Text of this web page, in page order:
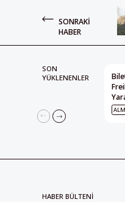
SONRAKI
HABER
SON
YÜKLENENLER
HABER BÜLTENİ